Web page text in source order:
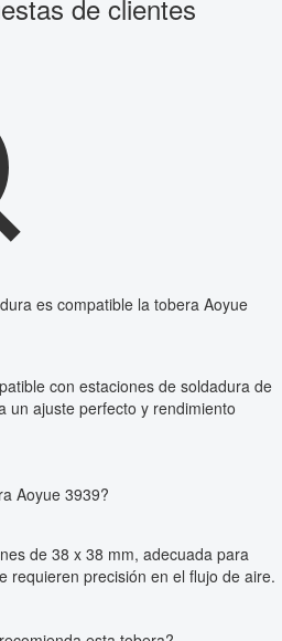
de clientes
es compatible la tobera Aoyue
con estaciones de soldadura de
un ajuste perfecto y rendimiento
Aoyue 3939?
de 38 x 38 mm, adecuada para
requieren precisión en el flujo de aire.